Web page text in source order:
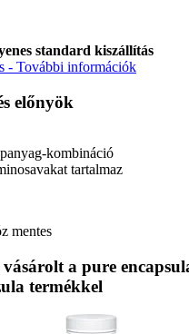
standard kiszállítás
- További információk
előnyök
kombináció
tartalmaz
mentes
a pure
termékkel